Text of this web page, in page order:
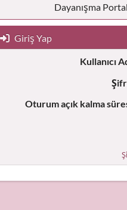
Dayanışma
Giriş Yap
Kullanıcı
Oturum açık kalma